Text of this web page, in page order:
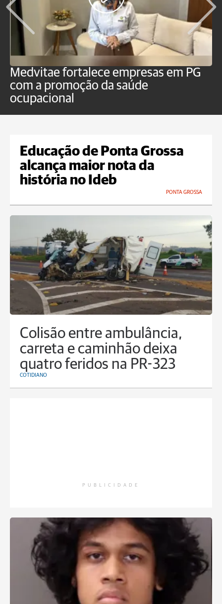
Medvitae fortalece empresas em PG
com a promoção da saúde
ocupacional
Educação de Ponta Grossa
alcança maior nota da
história no Ideb
PONTA GROSSA
Colisão entre ambulância,
carreta e caminhão deixa
quatro feridos na PR-323
COTIDIANO
PUBLICIDADE